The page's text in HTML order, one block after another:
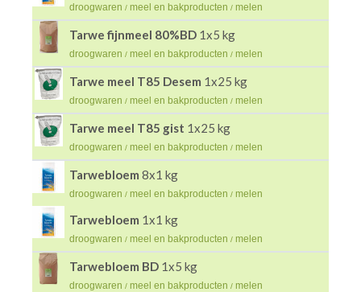
droogwaren / meel en bakproducten / melen
Tarwe fijnmeel 80%BD 1x5 kg
droogwaren / meel en bakproducten / melen
Tarwe meel T85 Desem 1x25 kg
droogwaren / meel en bakproducten / melen
Tarwe meel T85 gist 1x25 kg
droogwaren / meel en bakproducten / melen
Tarwebloem 8x1 kg
droogwaren / meel en bakproducten / melen
Tarwebloem 1x1 kg
droogwaren / meel en bakproducten / melen
Tarwebloem BD 1x5 kg
droogwaren / meel en bakproducten / melen